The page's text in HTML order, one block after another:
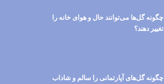
چگونه گل‌ها می‌توانند حال و هوای خانه را
تغییر دهند؟
چگونه گل‌های آپارتمانی را سالم و شاداب